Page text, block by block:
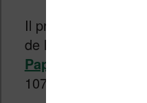
Il propose une
de la Diva HD ou de
Paperwhite
1072 pixels.